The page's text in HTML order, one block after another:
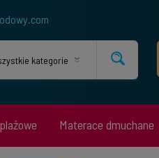
Materace dmuchane